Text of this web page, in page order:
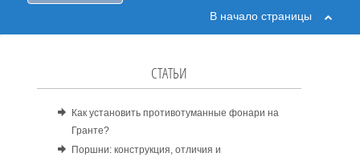
В начало страницы
СТАТЬИ
Как установить противотуманные фонари на
Гранте?
Поршни: конструкция, отличия и